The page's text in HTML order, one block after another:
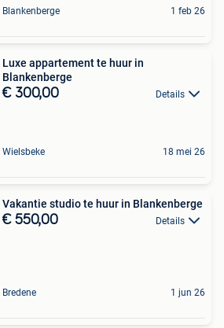
Blankenberge 1 feb 26
Luxe appartement te huur in
Blankenberge
€ 300,00 Details
Wielsbeke 18 mei 26
Vakantie studio te huur in Blankenberge
€ 550,00 Details
Bredene 1 jun 26